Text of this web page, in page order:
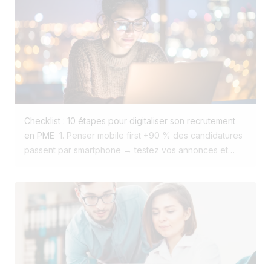
vraie marque. Les candidats veulent une expérience
claire, fluide, engageante. #3 Site carrière personnalisé
Mobile, fluide, à votre image. Jusqu’à 24 % de
conversion. #4 Diffusion sur 100+ plateformes
Automatiquement. Google job, Indeed, LinkedIn
Recruteur… en un clic. #5 Un ATS boosté à l’IA
Centralisez vos candidatures, automatisez, gagnez du
candidats viennent à vous. Et ils ont envie de rester. #7
Vos candidats ne sont pas des numéros Ce sont vos
futurs clients internes. Et avec Jobloom, vous les
Tout ça se corrige facilement. Avec Jobloom, les PME
peuvent digitaliser leur recrutement sans perdre leur
authenticité et sans se ruiner. Vous avez envie de voir
comment ça marche ?
Checklist : 10 étapes pour digitaliser son recrutement
en PME 1. Penser mobile first +90 % des candidatures
passent par smartphone → testez vos annonces et
(Google Jobs, LinkedIn, réseaux sociaux) et parcours
fluide jusqu’à la candidature. 3. Optimiser le site carrière
Un site classique convertit 0–2 % des visiteurs. Avec
SEO + marque employeur, vous pouvez multiplier ce
chiffre par 10. 4. Développer sa marque employeur